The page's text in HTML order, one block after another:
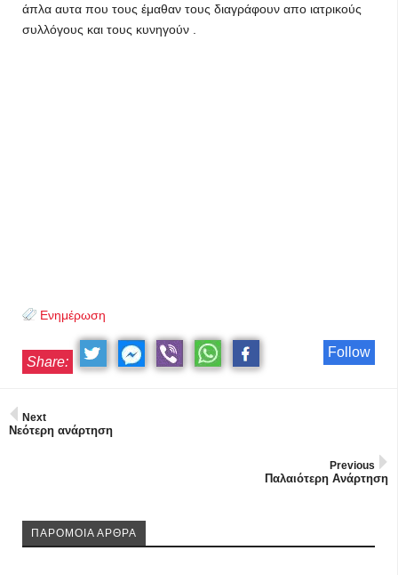
άπλα αυτα που τους έμαθαν τους διαγράφουν απο ιατρικούς
συλλόγους και τους κυνηγούν .
Ενημέρωση
Follow
Share:
Next
Νεότερη ανάρτηση
Previous
Παλαιότερη Ανάρτηση
ΠΑΡΟΜΟΙΑ ΑΡΘΡΑ